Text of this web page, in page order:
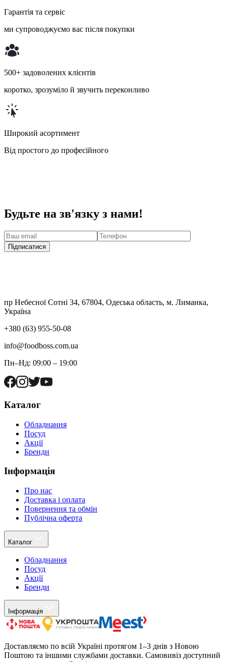
Гарантія та сервіс
ми супроводжуємо вас після покупки
500+ задоволених клієнтів
коротко, зрозуміло й звучить переконливо
Широкий асортимент
Від простого до професійного
Будьте на зв'язку з нами!
Підписатися
пр Небесної Сотні 34, 67804, Одеська область, м. Лиманка,
Україна
+380 (63) 955-50-08
info@foodboss.com.ua
Пн–Нд: 09:00 – 19:00
Каталог
Обладнання
Посуд
Акції
Бренди
Інформація
Про нас
Доставка і оплата
Повернення та обмін
Публічна оферта
Каталог
Обладнання
Посуд
Акції
Бренди
Інформація
Доставляємо по всій Україні протягом 1–3 днів з Новою
Поштою та іншими службами доставки. Самовивіз доступний